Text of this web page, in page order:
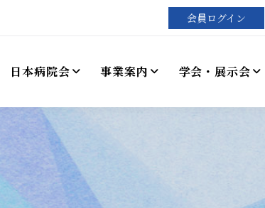
会員ログイン
日本病院会 事業案内 学会・展示会